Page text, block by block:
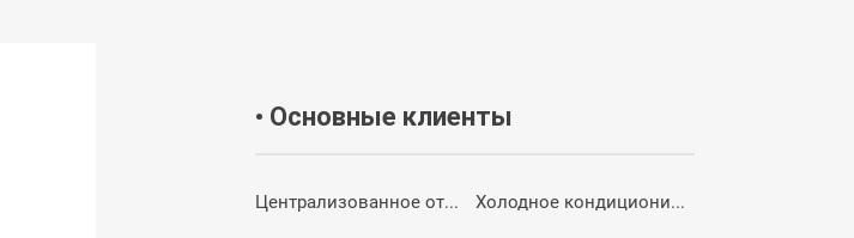
• Основные клиенты
Централизованное от... Холодное кондициони...